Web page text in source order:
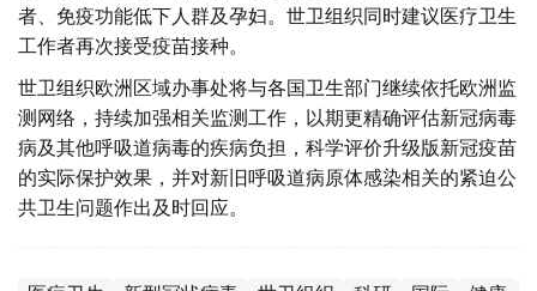
者、免疫功能低下人群及孕妇。世卫组织同时建议医疗卫生
工作者再次接受疫苗接种。
世卫组织欧洲区域办事处将与各国卫生部门继续依托欧洲监
测网络，持续加强相关监测工作，以期更精确评估新冠病毒
病及其他呼吸道病毒的疾病负担，科学评价升级版新冠疫苗
的实际保护效果，并对新旧呼吸道病原体感染相关的紧迫公
共卫生问题作出及时回应。